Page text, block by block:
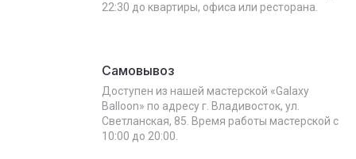
22:30 до квартиры, офиса или ресторана.
Самовывоз
Доступен из нашей мастерской «Galaxy
Balloon» по адресу г. Владивосток, ул.
Светланская, 85. Время работы мастерской с
10:00 до 20:00.